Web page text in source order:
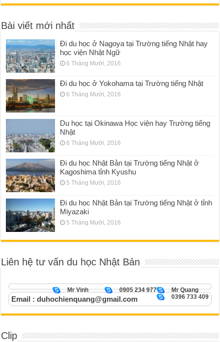
Bài viết mới nhất
Đi du học ở Nagoya tại Trường tiếng Nhật hay
học viện Nhật Ngữ
6 Tháng Mười, 2016
Đi du học ở Yokohama tại Trường tiếng Nhật
6 Tháng Mười, 2016
Du học tại Okinawa Học viện hay Trường tiếng
Nhật
6 Tháng Mười, 2016
Đi du học Nhật Bản tại Trường tiếng Nhật ở
Kagoshima tỉnh Kyushu
5 Tháng Mười, 2016
Đi du học Nhật Bản tại Trường tiếng Nhật ở tỉnh
Miyazaki
5 Tháng Mười, 2016
Liên hệ tư vấn du học Nhật Bản
Mr Quang
0905 234 977
Mr Vinh
0396 733 409
Email : duhochienquang@gmail.com
Clip